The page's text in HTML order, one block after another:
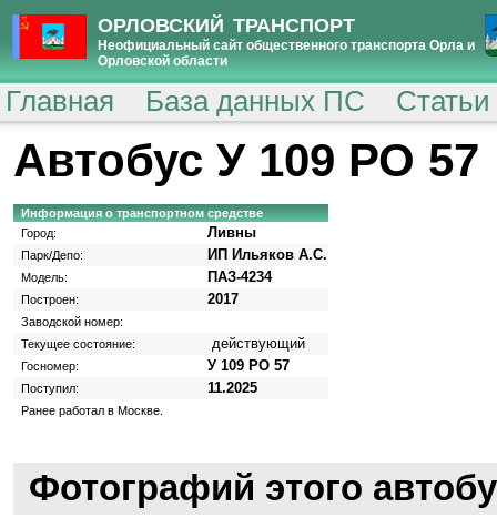
ОРЛОВСКИЙ ТРАНСПОРТ
Неофициальный сайт общественного транспорта Орла и
Орловской области
Главная База данных ПС
Автобус У 109 РО 57
Информация о транспортном средстве
Город:
Ливны
Парк/Депо: ИП Ильяков А.С.
Модель: ПАЗ-4234
Построен: 2017
Заводской номер:
Текущее состояние:
действующий
Госномер: У 109 РО 57
Поступил: 11.2025
Ранее работал в Москве.
Фотографий этого